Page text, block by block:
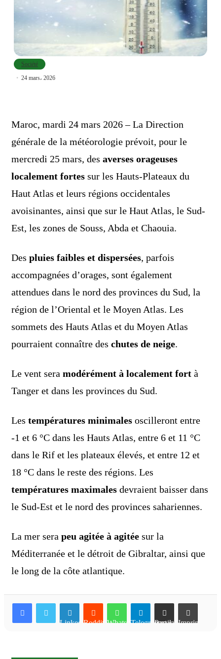
Société
24 mars، 2026
Maroc, mardi 24 mars 2026 – La Direction
générale de la météorologie prévoit, pour le
mercredi 25 mars, des averses orageuses
localement fortes sur les Hauts-Plateaux du
Haut Atlas et leurs régions occidentales
avoisinantes, ainsi que sur le Haut Atlas, le Sud-
Est, les zones de Souss, Abda et Chaouia.
Des pluies faibles et dispersées, parfois
accompagnées d’orages, sont également
attendues dans le nord des provinces du Sud, la
région de l’Oriental et le Moyen Atlas. Les
sommets des Hauts Atlas et du Moyen Atlas
pourraient connaître des chutes de neige.
Le vent sera modérément à localement fort à
Tanger et dans les provinces du Sud.
Les températures minimales oscilleront entre
-1 et 6 °C dans les Hauts Atlas, entre 6 et 11 °C
dans le Rif et les plateaux élevés, et entre 12 et
18 °C dans le reste des régions. Les
températures maximales devraient baisser dans
le Sud-Est et le nord des provinces sahariennes.
La mer sera peu agitée à agitée sur la
Méditerranée et le détroit de Gibraltar, ainsi que
le long de la côte atlantique.
LinkedinReddit WhatsAppTelegramPartager par email Imprimer